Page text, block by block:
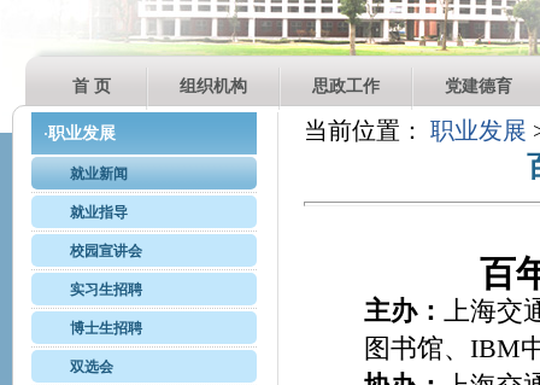
首 页 组织机构 思政工作 党建德育
·职业发展
就业新闻
就业指导
校园宣讲会
实习生招聘
博士生招聘
双选会
当前位置：职业发展
百
主办：上海交
图书馆、IBM